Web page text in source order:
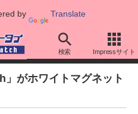
by Translate
検索 Impressサイト
」がホワイトマグネット